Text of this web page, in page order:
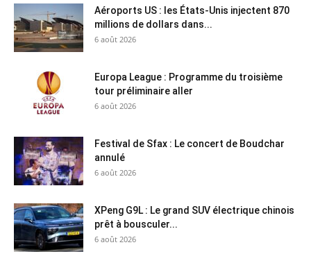
Aéroports US : les États-Unis injectent 870
millions de dollars dans...
6 août 2026
Europa League : Programme du troisième
tour préliminaire aller
6 août 2026
Festival de Sfax : Le concert de Boudchar
annulé
6 août 2026
XPeng G9L : Le grand SUV électrique chinois
prêt à bousculer...
6 août 2026